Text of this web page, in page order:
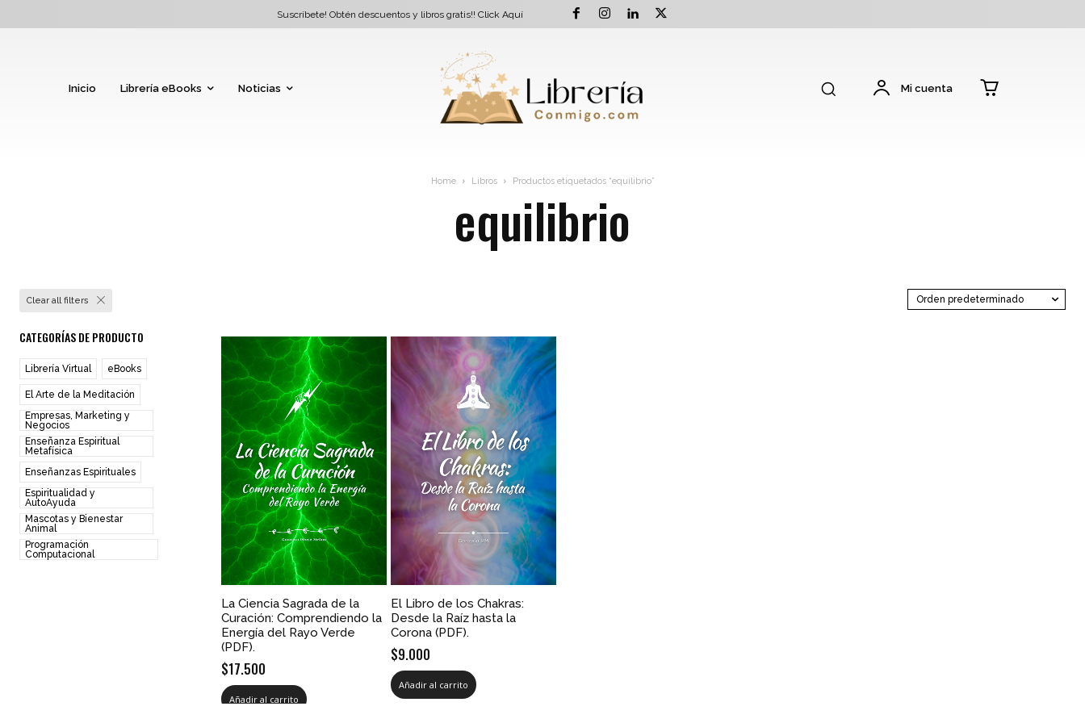
Suscríbete! Obtén descuentos y libros gratis!! Click Aquí
Inicio Librería eBooks Noticias Mi cuenta
Home Libros Productos etiquetados “equilibrio”
equilibrio
Clear all filters
CATEGORÍAS DE PRODUCTO
Librería Virtual eBooks
El Arte de la Meditación
Empresas, Marketing y
Negocios
Enseñanza Espiritual
Metafísica
Enseñanzas Espirituales
Espiritualidad y
AutoAyuda
Mascotas y Bienestar
Animal
Programación
Computacional
La Ciencia Sagrada de la
Curación: Comprendiendo la
Energía del Rayo Verde
(PDF).
$17.500
Añadir al carrito
El Libro de los Chakras:
Desde la Raíz hasta la
Corona (PDF).
$9.000
Añadir al carrito